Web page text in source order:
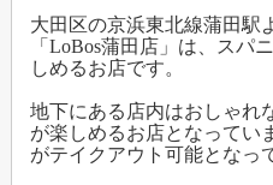
大田区の京浜東北線蒲田駅
「LoBos蒲田店」は、スパ
しめるお店です。
地下にある店内はおしゃれ
が楽しめるお店となってい
がテイクアウト可能となっ